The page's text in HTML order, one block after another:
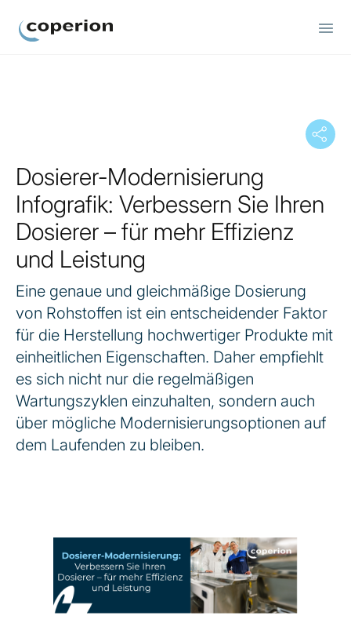
Dosierer-Modernisierung
Infografik: Verbessern Sie Ihren
Dosierer – für mehr Effizienz
und Leistung
Eine genaue und gleichmäßige Dosierung
von Rohstoffen ist ein entscheidender Faktor
für die Herstellung hochwertiger Produkte mit
einheitlichen Eigenschaften. Daher empfiehlt
es sich nicht nur die regelmäßigen
Wartungszyklen einzuhalten, sondern auch
über mögliche Modernisierungsoptionen auf
dem Laufenden zu bleiben.